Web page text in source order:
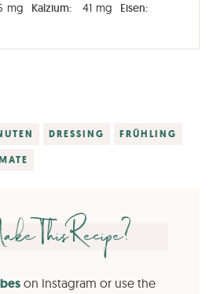
mg Kalzium: 41 mg
Eisen:
DRESSING FRÜHLING
This Recipe?
on Instagram or use the